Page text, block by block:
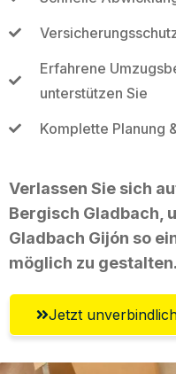
Erfahrene
unterstützen Sie
Komplette Planung
Verlassen Sie sich
Bergisch Gladbach,
Gladbach Gijón so
möglich zu gestalten.
Jetzt